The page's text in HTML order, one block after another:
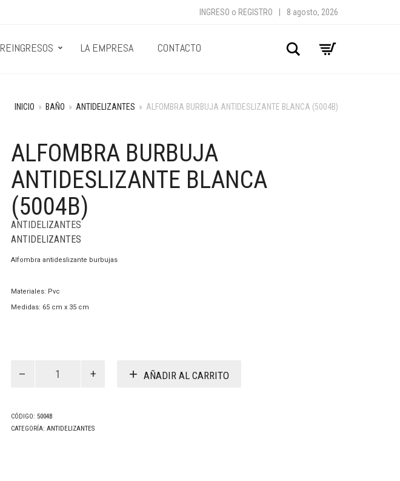
INGRESO o REGISTRO 8 agosto, 2026
REINGRESOS LA EMPRESA CONTACTO Buscar
INICIO » BAÑO » ANTIDELIZANTES » ALFOMBRA BURBUJA ANTIDESLIZANTE BLANCA (5004B)
ALFOMBRA BURBUJA
ANTIDESLIZANTE BLANCA
(5004B)
ANTIDELIZANTES
ANTIDELIZANTES
Alfombra antideslizante burbujas
Materiales: Pvc
Medidas: 65 cm x 35 cm
Burbuja
AÑADIR AL CARRITO
CÓDIGO: 5004B
CATEGORÍA: ANTIDELIZANTES